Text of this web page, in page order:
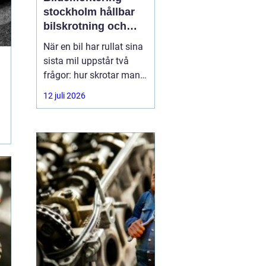
stockholm hållbar
bilskrotning och
smart reservdelsjakt
När en bil har rullat sina
sista mil uppstår två
frågor: hur skrotar man
den på ett korrekt sätt,
och hur tar man tillvara
fortfarande fungerar? I
storstadsområdet kring
Stockholm har behovet
av
12 juli 2026